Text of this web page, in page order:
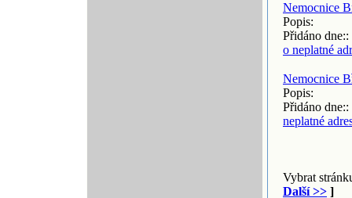
Nemocnice
Popis:
Přidáno
o neplatné
Nemocnice
Popis:
Přidáno
neplatné
Vybrat
Další >> ]